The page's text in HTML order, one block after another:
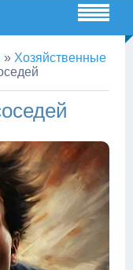
» Хозяйственные